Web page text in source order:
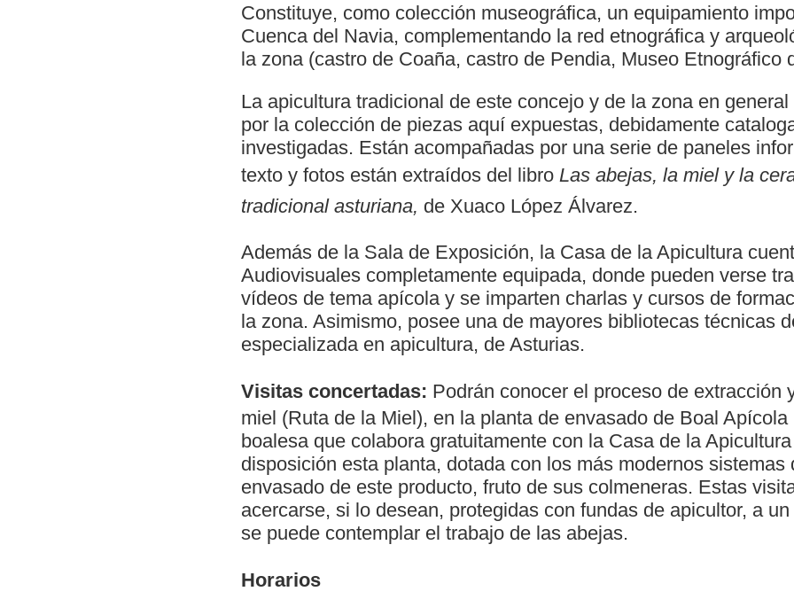
Constituye, como colección museográfica, un equipamiento
Cuenca del Navia, complementando la red etnográfica y
la zona (castro de Coaña, castro de Pendia, Museo Etnográfico
La apicultura tradicional de este concejo y de la zona en
por la colección de piezas aquí expuestas, debidamente
investigadas. Están acompañadas por una serie de paneles
texto y fotos están extraídos del libro Las abejas, la miel y la
tradicional asturiana, de Xuaco López Álvarez.
Además de la Sala de Exposición, la Casa de la Apicultura
Audiovisuales completamente equipada, donde pueden verse
vídeos de tema apícola y se imparten charlas y cursos de
la zona. Asimismo, posee una de mayores bibliotecas técnicas
especializada en apicultura, de Asturias.
Visitas concertadas: Podrán conocer el proceso de extracción
miel (Ruta de la Miel), en la planta de envasado de Boal
boalesa que colabora gratuitamente con la Casa de la
disposición esta planta, dotada con los más modernos sistemas
envasado de este producto, fruto de sus colmeneras. Estas
acercarse, si lo desean, protegidas con fundas de apicultor, a
se puede contemplar el trabajo de las abejas.
Horarios